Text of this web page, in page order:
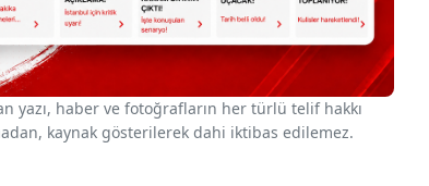
yazı, haber ve fotoğrafların her türlü telif hakkı
kaynak gösterilerek dahi iktibas edilemez.